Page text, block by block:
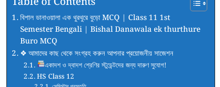
বিশাল ডানাওয়ালা এক থুরথুরে বুড়ো MCQ | Class 11 1st
Semester Bengali | Bishal Danawala ek thurthure
Buro MCQ
❖ আমাদের কাছ থেকে সংগ্রহ করুন আপনার প্রয়োজনীয় সাজেশন
একাদশ ও দ্বাদশ শ্রেণির স্টুডেন্টদের জন্য দারুণ সুযোগ!
HS Class 12